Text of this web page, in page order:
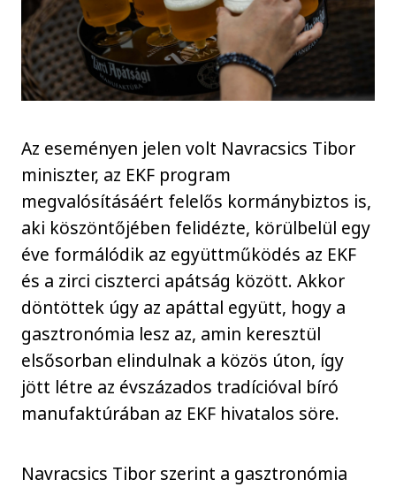
Az eseményen jelen volt Navracsics Tibor
miniszter, az EKF program
megvalósításáért felelős kormánybiztos is,
aki köszöntőjében felidézte, körülbelül egy
éve formálódik az együttműködés az EKF
és a zirci ciszterci apátság között. Akkor
döntöttek úgy az apáttal együtt, hogy a
gasztronómia lesz az, amin keresztül
elsősorban elindulnak a közös úton, így
jött létre az évszázados tradícióval bíró
manufaktúrában az EKF hivatalos söre.
Navracsics Tibor szerint a gasztronómia